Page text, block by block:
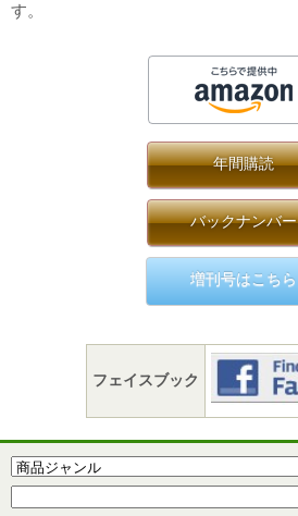
す。
年間購読
バックナンバー
増刊号はこちら
フェイスブック